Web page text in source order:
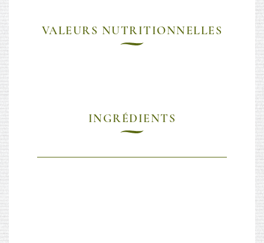
VALEURS NUTRITIONNELLES
INGRÉDIENTS